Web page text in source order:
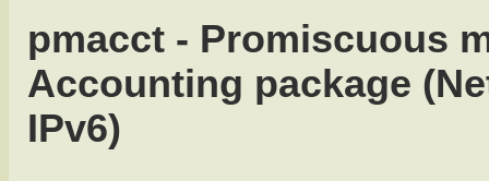
pmacct - Promiscuous
Accounting package
IPv6)